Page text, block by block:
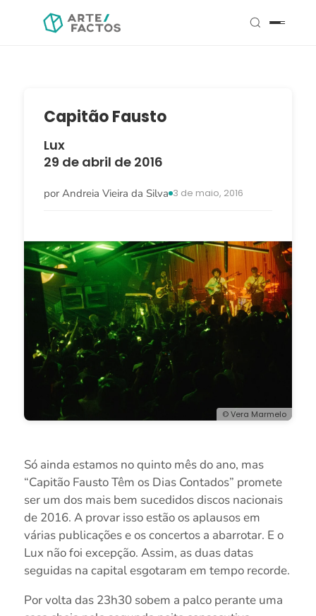
Capitão Fausto
Lux
29 de abril de 2016
por Andreia Vieira da Silva 3 de maio, 2016
© Vera Marmelo
Só ainda estamos no quinto mês do ano, mas
“Capitão Fausto Têm os Dias Contados” promete
ser um dos mais bem sucedidos discos nacionais
de 2016. A provar isso estão os aplausos em
várias publicações e os concertos a abarrotar. E o
Lux não foi excepção. Assim, as duas datas
seguidas na capital esgotaram em tempo recorde.
Por volta das 23h30 sobem a palco perante uma